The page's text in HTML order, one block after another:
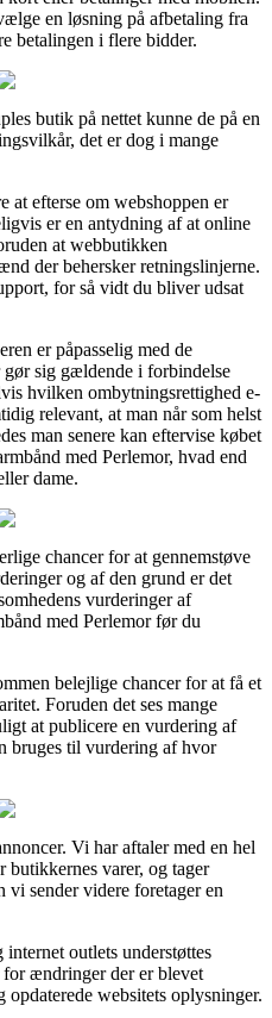
en løsning på afbetaling fra
betalingen i flere bidder.
butik på nettet kunne de på en
det er dog i mange
at efterse om webshoppen er
er en antydning af at online
at webbutikken
der behersker retningslinjerne.
for så vidt du bliver udsat
er påpasselig med de
gør sig gældende i forbindelse
hvilken ombytningsrettighed e-
relevant, at man når som helst
man senere kan eftervise købet
med Perlemor, hvad end
dame.
chancer for at gennemstøve
og af den grund er det
vurderinger af
med Perlemor før du
belejlige chancer for at få et
Foruden det ses mange
at publicere en vurdering af
bruges til vurdering af hvor
Vi har aftaler med en hel
butikkernes varer, og tager
vi sender videre foretager en
outlets understøttes
ændringer der er blevet
opdaterede websitets oplysninger.